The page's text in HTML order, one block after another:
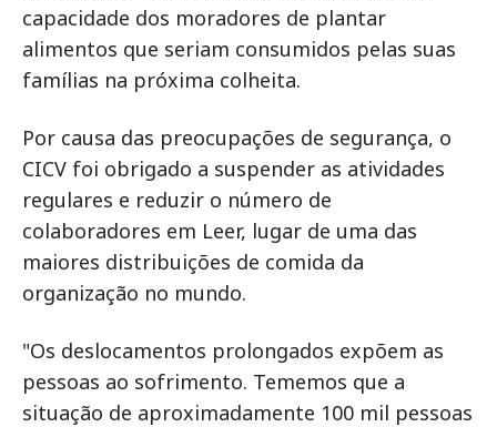
capacidade dos moradores de plantar
alimentos que seriam consumidos pelas suas
famílias na próxima colheita.
Por causa das preocupações de segurança, o
CICV foi obrigado a suspender as atividades
regulares e reduzir o número de
colaboradores em Leer, lugar de uma das
maiores distribuições de comida da
organização no mundo.
"Os deslocamentos prolongados expõem as
pessoas ao sofrimento. Tememos que a
situação de aproximadamente 100 mil pessoas